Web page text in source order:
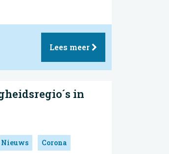
Lees meer
in
Nieuws Corona